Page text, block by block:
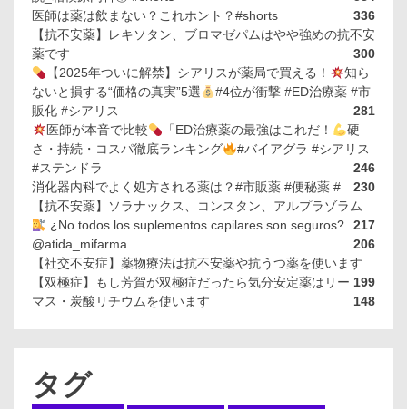
医師は薬は飲まない？これホント？#shorts
336
【抗不安薬】レキソタン、ブロマゼパムはやや強めの抗不安
薬です
300
【2025年ついに解禁】シアリスが薬局で買える！
知ら
ないと損する“価格の真実”5選
#4位が衝撃 #ED治療薬 #市
販化 #シアリス
281
医師が本音で比較
「ED治療薬の最強はこれだ！
硬
さ・持続・コスパ徹底ランキング
#バイアグラ #シアリス
#ステンドラ
246
消化器内科でよく処方される薬は？#市販薬 #便秘薬 #
230
【抗不安薬】ソラナックス、コンスタン、アルプラゾラム
217
¿No todos los suplementos capilares son seguros?
@atida_mifarma
206
【社交不安症】薬物療法は抗不安薬や抗うつ薬を使います
199
【双極症】もし芳賀が双極症だったら気分安定薬はリー
マス・炭酸リチウムを使います
148
タグ